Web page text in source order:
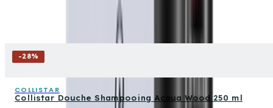
-28%
COLLISTAR
Collistar Douche Shampooing Acqua Wood 250 ml